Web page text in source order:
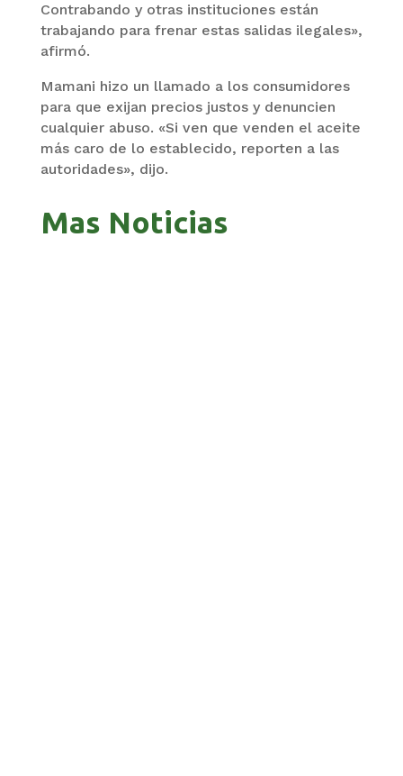
Contrabando y otras instituciones están
trabajando para frenar estas salidas ilegales»,
afirmó.
Mamani hizo un llamado a los consumidores
para que exijan precios justos y denuncien
cualquier abuso. «Si ven que venden el aceite
más caro de lo establecido, reporten a las
autoridades», dijo.
Mas Noticias